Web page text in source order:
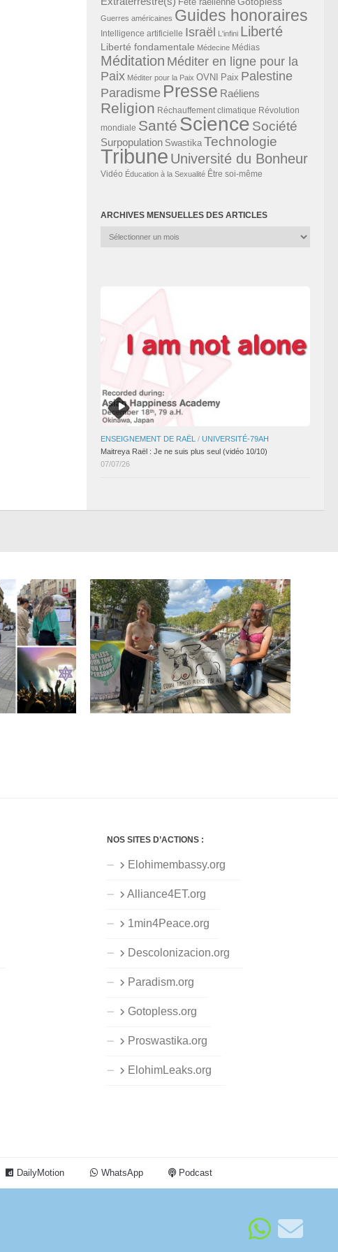
Fête raélienne
Guerres américaines Guides honoraires
Intelligence artificielle Israël L'infini Liberté
Liberté fondamentale Médecine Médias
Méditation Méditer en ligne pour la
Paix Méditer pour la Paix OVNI Paix Palestine
Paradisme Presse Raéliens
Religion Réchauffement climatique Révolution
mondiale Santé Science Société
Surpopulation Swastika Technologie
Tribune Université du Bonheur
Vidéo Éducation à la Sexualité Être soi-même
ARCHIVES MENSUELLES DES ARTICLES
Archives
ENSEIGNEMENT DE RAËL / UNIVERSITÉ-79AH
Maitreya Raël : Je ne suis plus seul (vidéo 10/10)
07/07/26
NOS SITES D’ACTIONS :
Elohimembassy.org
Alliance4ET.org
1min4Peace.org
Descolonizacion.org
Paradism.org
Gotopless.org
Proswastika.org
ElohimLeaks.org
DailyMotion WhatsApp Podcast